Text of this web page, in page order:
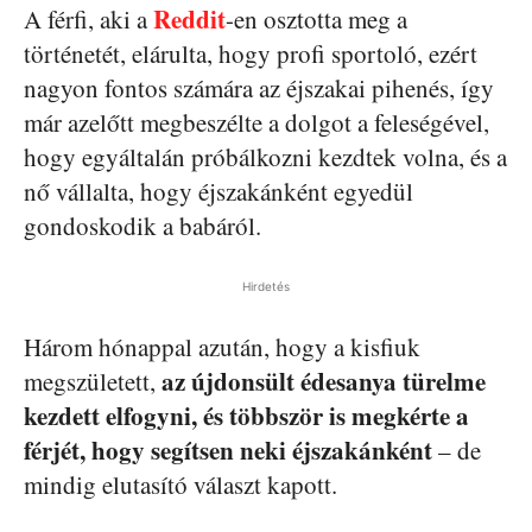
A férfi, aki aReddit-en osztotta meg a
történetét, elárulta, hogy profi sportoló, ezért
nagyon fontos számára az éjszakai pihenés, így
már azelőtt megbeszélte a dolgot a feleségével,
hogy egyáltalán próbálkozni kezdtek volna, és a
nő vállalta, hogy éjszakánként egyedül
gondoskodik a babáról.
Hirdetés
Három hónappal azután, hogy a kisfiuk
megszületett, az újdonsült édesanya türelme
kezdett elfogyni, és többször is megkérte a
férjét, hogy segítsen neki éjszakánként– de
mindig elutasító választ kapott.